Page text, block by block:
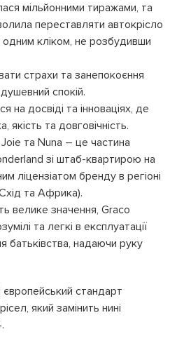
мільйонними тиражами, та
переставляти автокрісло
кліком, не розбудивши
страхи та занепокоєння
спокій.
на досвіді та інноваціях, де
якість та довговічність.
та Nuna – це частина
зі штаб-квартирою на
ліцензіатом бренду в регіоні
та Африка).
велике значення, Graco
та легкі в експлуатації
надаючи руку
стандарт
який замінить нині